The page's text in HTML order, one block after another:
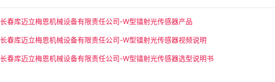
长春库迈立梅恩机械设备有限责任公司-W型镭射光传感器产品
长春库迈立梅恩机械设备有限责任公司-W型镭射光传感器视频说明
长春库迈立梅恩机械设备有限责任公司-W型镭射光传感器选型说明书